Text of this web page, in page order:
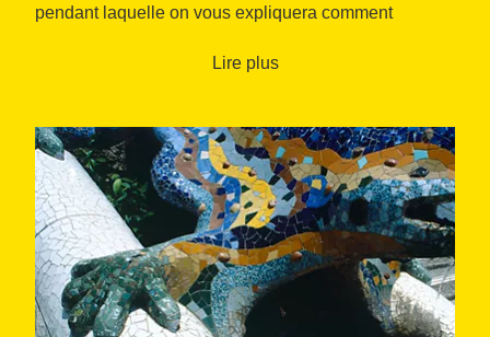
pendant laquelle on vous expliquera comment
pour concevoir les façades et l'intérieur de la
À deux pas, l'
Hôpital de Sant Pau, l'ouvrage le plus
important de Lluís Domènech i Montaner, est
l'ensemble moderniste le plus grand du monde et
probablement le mois connu de Barcelone. Pénétrez
avec un guide dans l'une des plus anciennes
institutions de santé d'Europe pour admirer les dômes,
les façades, les sculptures et les vitraux et empruntez
les tunnels souterrains qui donnent accès aux jardins.
Du passé olympique au Camp Nou
Lire plus